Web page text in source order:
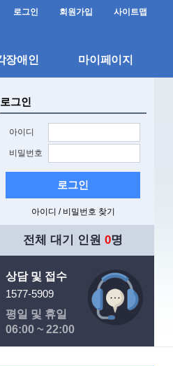
로그인 회원가입 사이트맵
장애인 마이페이지
로그인
아이디
비밀번호
로그인
아이디 / 비밀번호 찾기
전체 대기 인원 0명
상담 및 접수
1577-5909
평일 및 휴일
06:00 ~ 22:00